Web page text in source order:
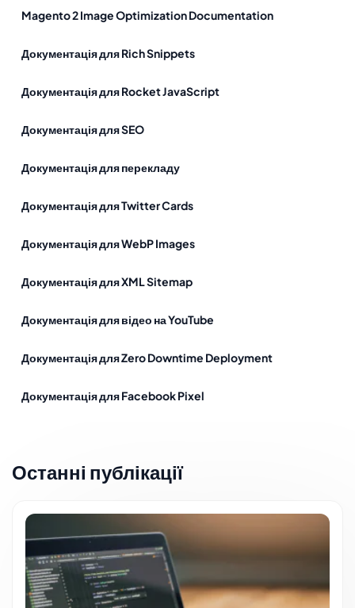
Magento 2 Image Optimization Documentation
Документація для Rich Snippets
Документація для Rocket JavaScript
Документація для SEO
Документація для перекладу
Документація для Twitter Cards
Документація для WebP Images
Документація для XML Sitemap
Документація для відео на YouTube
Документація для Zero Downtime Deployment
Документація для Facebook Pixel
Останні публікації